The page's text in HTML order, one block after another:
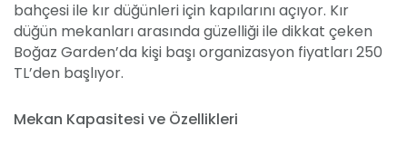
bahçesi ile kır düğünleri için kapılarını açıyor. Kır
düğün mekanları arasında güzelliği ile dikkat çeken
Boğaz Garden’da kişi başı organizasyon fiyatları 250
TL’den başlıyor.
Mekan Kapasitesi ve Özellikleri